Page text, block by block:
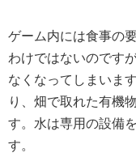
ゲーム内には食事の
わけではないのです
なくなってしまいま
り、畑で取れた有機
す。水は専用の設備
す。